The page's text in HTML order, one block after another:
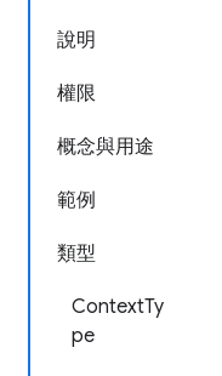
說明
權限
概念與用途
範例
類型
ContextTy
pe